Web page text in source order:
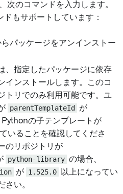
次のコマンドを入力します。
もサポートしています：
らパッケージをアンインストー
、指定したパッケージに依存
インストールします。このコ
トリでのみ利用可能です。ユ
parentTemplateId
が
の子テンプレートが
いることを確認してくださ
のリポジトリが
python-library の場合、
が 1.525.0
以上になってい
さい。